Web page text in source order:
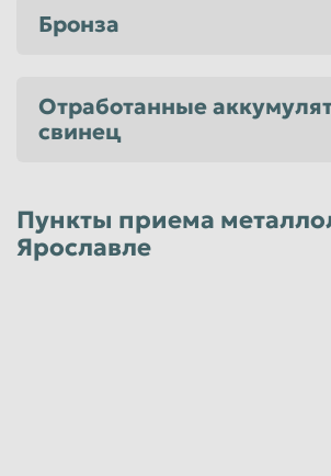
Бронза
Отработанные
свинец
Пункты приема
Ярославле